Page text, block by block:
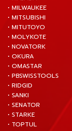
• MILWAUKEE
• MITSUBISHI
• MITUTOYO
• MOLYKOTE
• NOVATORK
• OKURA
• OMASTAR
• PBSWISSTOOLS
• RIDGID
• SANKI
• SENATOR
• STARKE
• TOPTUL